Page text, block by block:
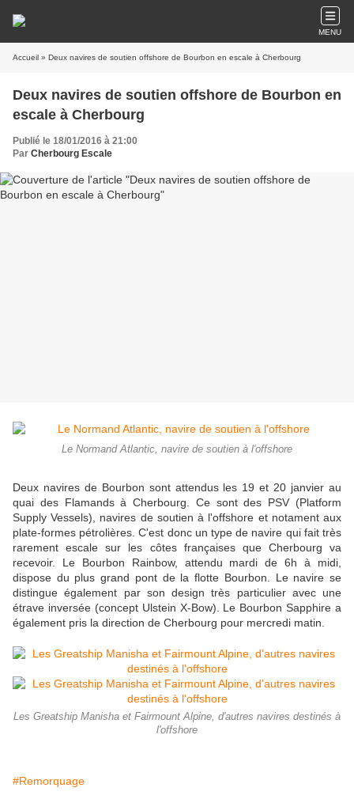
MENU
Accueil » Deux navires de soutien offshore de Bourbon en escale à Cherbourg
Deux navires de soutien offshore de Bourbon en
escale à Cherbourg
Publié le 18/01/2016 à 21:00
Par Cherbourg Escale
Le Normand Atlantic, navire de soutien à l'offshore
Deux navires de Bourbon sont attendus les 19 et 20 janvier au
quai des Flamands à Cherbourg. Ce sont des PSV (Platform
Supply Vessels), navires de soutien à l'offshore et notament aux
plate-formes pétrolières. C'est donc un type de navire qui fait très
rarement escale sur les côtes françaises que Cherbourg va
recevoir. Le Bourbon Rainbow, attendu mardi de 6h à midi,
dispose du plus grand pont de la flotte Bourbon. Le navire se
distingue également par son design très particulier avec une
étrave inversée (concept Ulstein X-Bow). Le Bourbon Sapphire a
également pris la direction de Cherbourg pour mercredi matin.
Les Greatship Manisha et Fairmount Alpine, d'autres navires destinés à
l'offshore
#Remorquage